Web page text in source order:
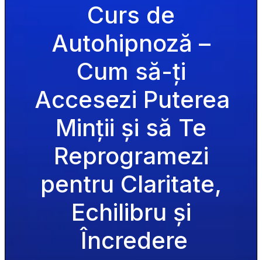
Curs de
Autohipnoză –
Cum să-ți
Accesezi Puterea
Minții și să Te
Reprogramezi
pentru Claritate,
Echilibru și
Încredere